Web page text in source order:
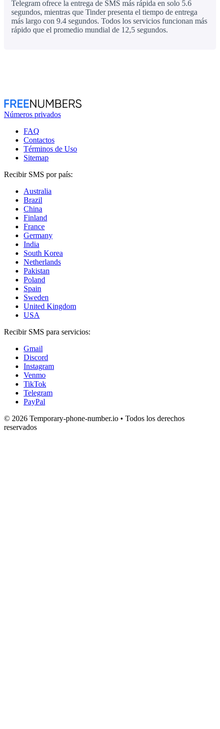
Telegram ofrece la entrega de SMS más rápida en solo 5.6
segundos, mientras que Tinder presenta el tiempo de entrega
más largo con 9.4 segundos. Todos los servicios funcionan más
rápido que el promedio mundial de 12,5 segundos.
Números privados
FAQ
Contactos
Términos de Uso
Sitemap
Recibir SMS por país:
Australia
Brazil
China
Finland
France
Germany
India
South Korea
Netherlands
Pakistan
Poland
Spain
Sweden
United Kingdom
USA
Recibir SMS para servicios:
Gmail
Discord
Instagram
Venmo
TikTok
Telegram
PayPal
© 2026 Temporary-phone-number.io • Todos los derechos
reservados